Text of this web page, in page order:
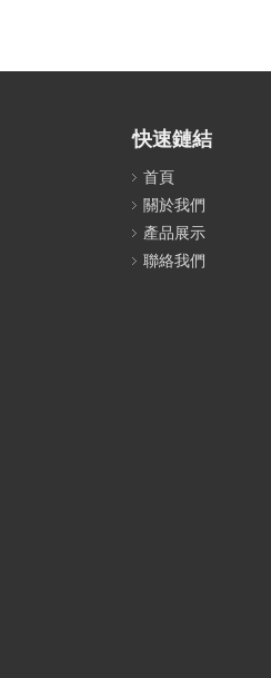
快速鏈結
首頁
關於我們
產品展示
聯絡我們